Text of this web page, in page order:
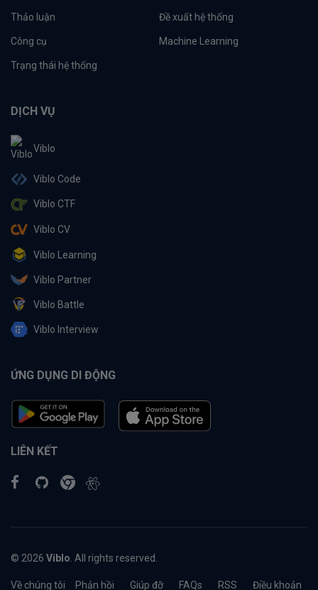
Thảo luận Đề xuất hệ thống
Công cụ Machine Learning
Trạng thái hệ thống
DỊCH VỤ
Viblo
Viblo Code
Viblo CTF
Viblo CV
Viblo Learning
Viblo Partner
Viblo Battle
Viblo Interview
ỨNG DỤNG DI ĐỘNG
LIÊN KẾT
© 2026 Viblo . All rights reserved.
Về chúng tôi Phản hồi Giúp đỡ FAQs RSS Điều khoản